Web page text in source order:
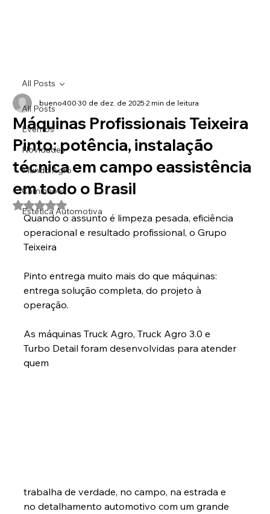
All Posts
Eventos
Novidades
Mundo Agro
Caminhões
Estética Automotiva
All Posts
Máquinas Profissionais Teixeira
Pinto: potência, instalação
técnica em campo eassistência
em todo o Brasil
bueno40030 de dez. de 20252 min de leitura
Avaliado com NaN de 5 estrelas.
Quando o assunto é limpeza pesada, eficiência
operacional e resultado profissional, o Grupo
Teixeira
Pinto entrega muito mais do que máquinas:
entrega solução completa, do projeto à
operação.
As máquinas Truck Agro, Truck Agro 3.0 e
Turbo Detail foram desenvolvidas para atender
quem
trabalha de verdade, no campo, na estrada e
no detalhamento automotivo com um grande